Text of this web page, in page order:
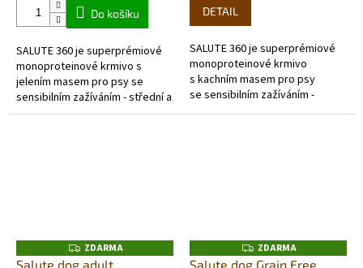
hvězdiček.
Do košíku
SALUTE 360 je superprémiové
monoproteinové krmivo s
jelením masem pro psy se
sensibilním zažíváním - střední a
velká plemena. Je výjimečné
hvězdiček.
DETAIL
SALUTE 360 je superprémiové
monoproteinové krmivo
s kachním masem pro psy
se sensibilním zažíváním -
střední a velká plemena. Je
Z
D
ZDARMA
Salute dog adult
Z
D
ZDARMA
Salute dog Grain Free